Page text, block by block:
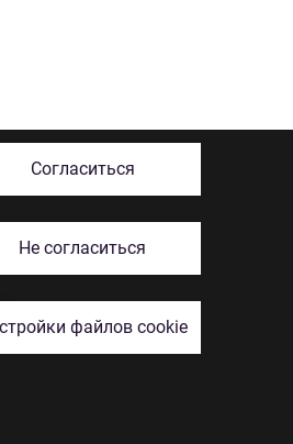
Согласиться
Не согласиться
файлов cookie